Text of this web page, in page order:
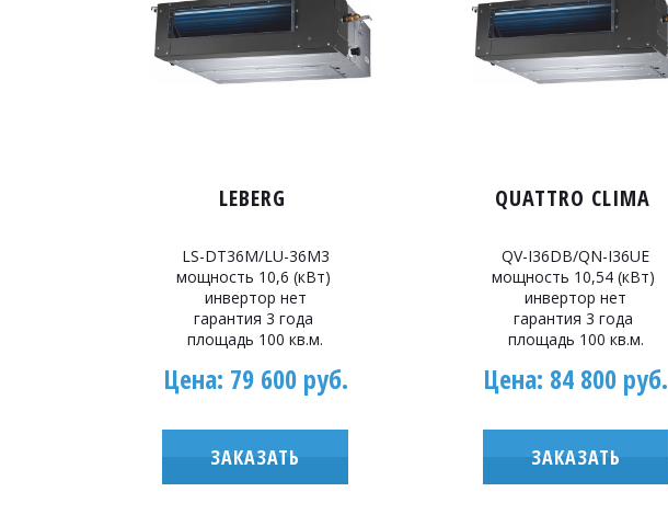
LEBERG
LS-DT36M/LU-36M3
мощность 10,6 (кВт)
инвертор нет
гарантия 3 года
площадь 100 кв.м.
Цена: 79 600 руб.
ЗАКАЗАТЬ
QUATTRO CLIMA
QV-I36DB/QN-I36UE
мощность 10,54 (кВт)
инвертор нет
гарантия 3 года
площадь 100 кв.м.
Цена: 84 800 руб.
ЗАКАЗАТЬ